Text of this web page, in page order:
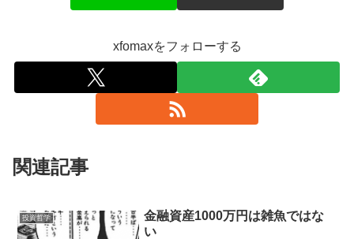
xfomaxをフォローする
関連記事
投資哲学
金融資産1000万円は雑魚ではな
い